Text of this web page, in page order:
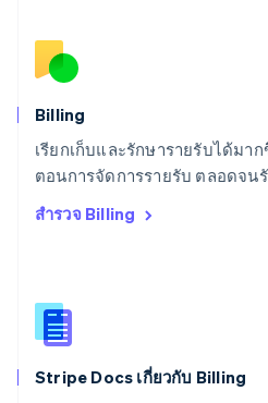
Billing
เรียกเก็บและรักษารายรับได้ม
ตอนการจัดการรายรับ ตลอดจน
สำรวจ Billing
Stripe Docs เกี่ยวกับ Billing
สวิตเซอร์แลนด์
Deutsch
สวีเดน
Svenska
สหรัฐอเมริกา
EnglishEspañol简体中文
English
English
สิงคโปร์
ออสเตรเลีย